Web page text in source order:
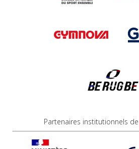
Partenaires institutionnels